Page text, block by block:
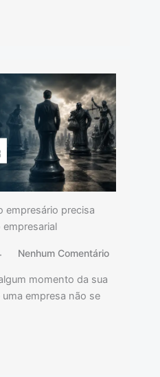
empresário precisa
Nenhum Comentário
momento da sua
empresa não se